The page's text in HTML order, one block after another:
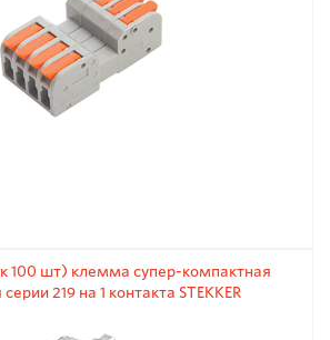
100 шт) клемма супер-компактная
219 на 1 контакта STEKKER